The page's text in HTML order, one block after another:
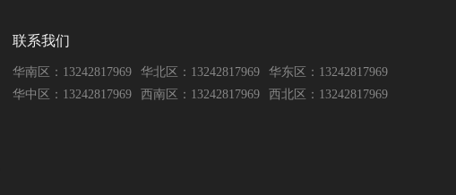
联系我们
华南区：13242817969 华北区：13242817969
华东区：13242817969
华中区：13242817969
西南区：13242817969 西北区：13242817969